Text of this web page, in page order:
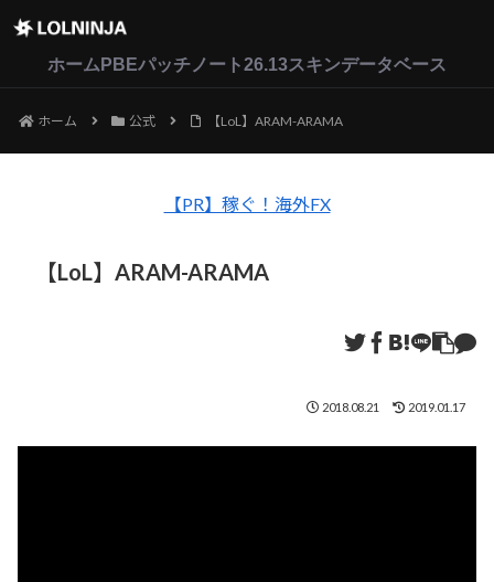
ホーム PBEパッチノート26.13スキンデータベース
ホーム 公式 【LoL】ARAM-ARAMA
【PR】稼ぐ！海外FX
【LoL】ARAM-ARAMA
2018.08.21 2019.01.17